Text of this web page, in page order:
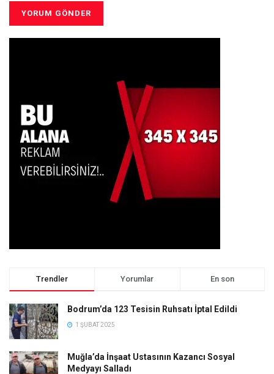
Trendler Yorumlar En son
Bodrum’da 123 Tesisin Ruhsatı İptal Edildi
1 ŞUBAT 2025
Muğla’da İnşaat Ustasının Kazancı Sosyal
Medyayı Salladı